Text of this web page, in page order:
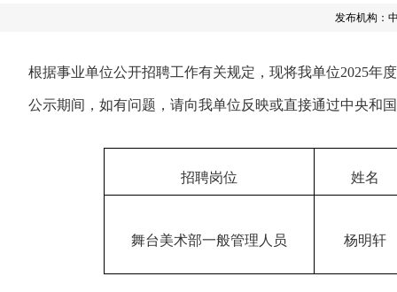
发布机构：
根据事业单位公开招聘工作有关规定，现将我单位2025年
公示期间，如有问题，请向我单位反映或直接通过中央和
招聘岗位 姓名
舞台美术部一般管理人员 杨明轩